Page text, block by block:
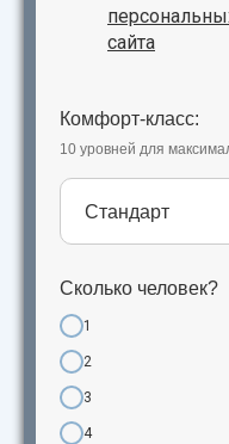
сайта
Комфорт-класс:
10 уровней для
Сколько человек?
1
2
3
4